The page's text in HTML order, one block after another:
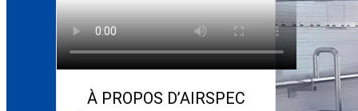
À PROPOS D’AIRSPEC